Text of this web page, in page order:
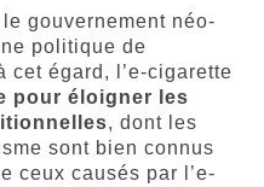
gouvernement néo-
politique de
cet égard, l’e-cigarette
pour éloigner les
, dont les
sont bien connus
ceux causés par l’e-